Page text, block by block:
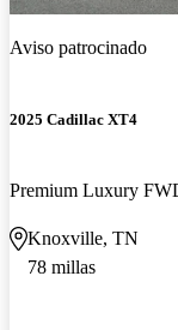
Aviso patrocinado
2025 Cadillac XT4
Premium Luxury
Knoxville, TN
78 millas